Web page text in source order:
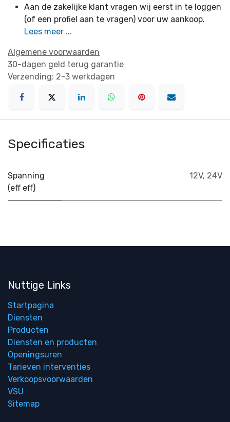
Aan de zakelijke klant vragen wij eerst in te loggen
(of een profiel aan te vragen) voor uw aankoop.
Lees meer ...
Algemene voorwaarden
30-dagen geld terug garantie
Verzending: 2-3 werkdagen
Specificaties
Spanning
(eff eff)
12V, 24V
Nuttige Links
Startpagina
Diensten
Producten
Diensten en producten
Openingsuren
Tarieven interventies
Verkoopsvoorwaarden
VSU
Sitemap